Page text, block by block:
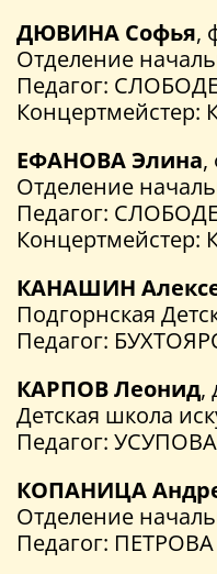
ДЮВИНА Софья,
Отделение
Педагог:
Концертмейстер:
ЕФАНОВА Элина,
Отделение
Педагог:
Концертмейстер:
КАНАШИН
Подгорнская
Педагог:
КАРПОВ Леонид,
Детская школа
Педагог:
КОПАНИЦА
Отделение
Педагог: